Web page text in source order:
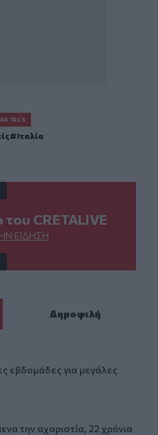
TAGS
Ιταλία
του CRETALIVE
ΕΊΔΗΣΗ
Δημοφιλή
εβδομάδες για μεγάλες
την αχαριστία, 22 χρόνια